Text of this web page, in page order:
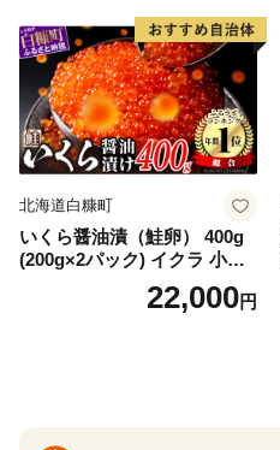
北海道白糠町
いくら醤油漬（鮭卵） 400g
(200g×2パック) イクラ 小分
け いくら醤油漬 鮭いくら い
くら醤油漬け 鮭 鮭卵 ikura
22,000円